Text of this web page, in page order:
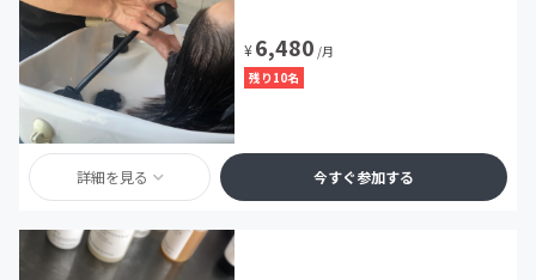
¥6,480 /月
残り10名
詳細を見る 今すぐ参加する